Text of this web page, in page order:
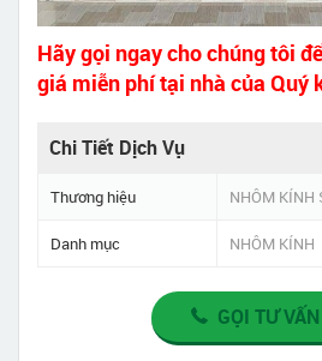
Hãy gọi ngay cho chúng tôi
giá miễn phí tại nhà của Quý
Chi Tiết Dịch Vụ
Thương hiệu NHÔM KÍNH
Danh mục NHÔM KÍNH
GỌI TƯ VẤN